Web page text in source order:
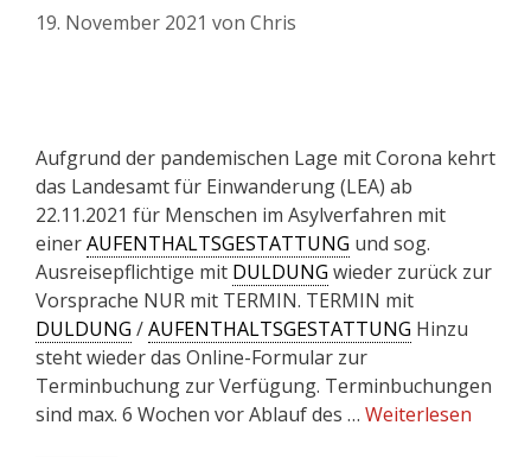
19. November 2021 von Chris
Aufgrund der pandemischen Lage mit Corona kehrt
das Landesamt für Einwanderung (LEA) ab
22.11.2021 für Menschen im Asylverfahren mit
einerAUFENTHALTSGESTATTUNG und sog.
Ausreisepflichtige mit DULDUNG wieder zurück zur
Vorsprache NUR mit TERMIN. TERMIN mit
DULDUNG /AUFENTHALTSGESTATTUNG Hinzu
steht wieder das Online-Formular zur
Terminbuchung zur Verfügung. Terminbuchungen
sind max. 6 Wochen vor Ablauf des … Weiterlesen